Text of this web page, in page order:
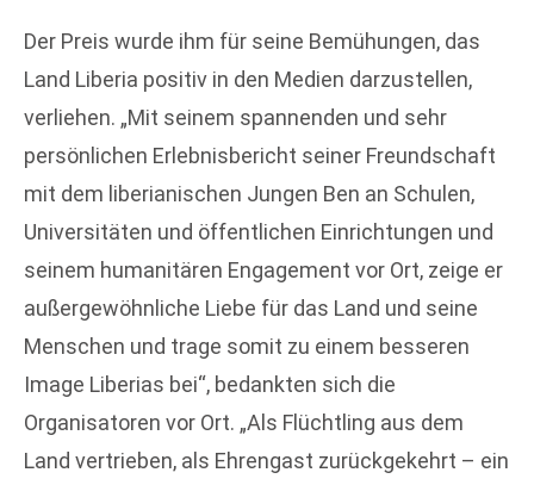
Der Preis wurde ihm für seine Bemühungen, das
Land Liberia positiv in den Medien darzustellen,
verliehen. „Mit seinem spannenden und sehr
persönlichen Erlebnisbericht seiner Freundschaft
mit dem liberianischen Jungen Ben an Schulen,
Universitäten und öffentlichen Einrichtungen und
seinem humanitären Engagement vor Ort, zeige er
außergewöhnliche Liebe für das Land und seine
Menschen und trage somit zu einem besseren
Image Liberias bei“, bedankten sich die
Organisatoren vor Ort. „Als Flüchtling aus dem
Land vertrieben, als Ehrengast zurückgekehrt – ein